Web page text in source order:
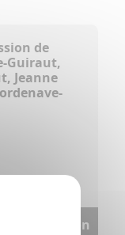
de
Guiraut,
Jeanne
transcription